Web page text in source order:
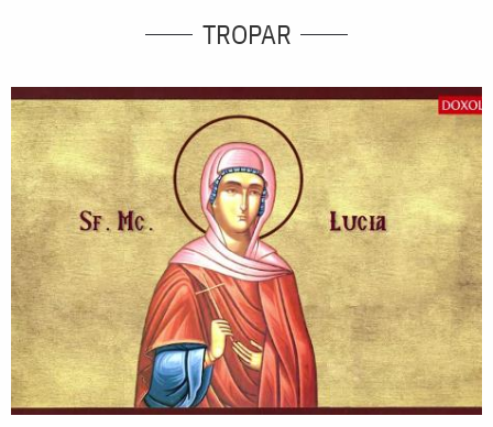
TROPAR